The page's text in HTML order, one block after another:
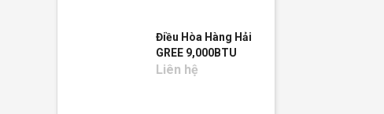
Điều Hòa Hàng Hải
GREE 9,000BTU
Liên hệ